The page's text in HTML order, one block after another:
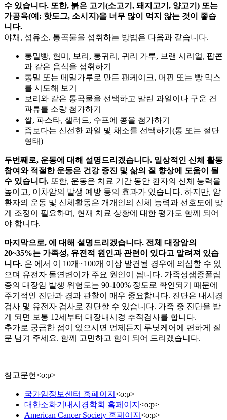
수 있습니다. 또한, 붉은 고기(소고기, 돼지고기, 양고기) 또는
가공육(예: 핫도그, 소시지)을 너무 많이 먹지 않는 것이 좋습
니다.
야채, 섬유소, 통곡물을 섭취하는 방법은 다음과 같습니다.
통밀빵, 현미, 보리, 통귀리, 귀리 가루, 브랜 시리얼, 팝콘
과 같은 음식을 섭취하기
통밀 또는 메밀가루로 만든 팬케이크, 머핀 또는 빵 믹스
를 시도해 보기
보리와 같은 통곡물을 선택하고 말린 과일이나 구운 견
과류를 소량 첨가하기
쌀, 파스타, 샐러드, 수프에 콩을 첨가하기
즙보다는 신선한 과일 및 채소를 선택하기(통 또는 절단
형태)
두번째로, 운동에 대해 설명드리겠습니다. 일상적인 신체 활동
참여와 적절한 운동은 건강 증진 및 삶의 질 향상에 도움이 될
수 있습니다. 또한, 운동은 치료 기간 동안 환자의 신체 능력을
높이고, 이차암의 발생 예방 등의 효과가 있습니다. 하지만, 암
환자의 운동 및 신체활동은 개개인의 신체 능력과 선호도에 맞
게 조정이 필요하며, 현재 치료 상황에 대한 평가도 함께 되어
야 합니다.
마지막으로, 에 대해 설명드리겠습니다. 전체 대장암의
20~35%는 가족성, 유전적 원인과 관련이 있다고 알려져 있습
니다. 은 에서 이 10개~100개 이상 발견될 경우에 의심할 수 있
으며 유전자 돌연변이가 주요 원인이 됩니다. 가족성샘종폴립
증의 대장암 발생 위험도는 90-100% 정도로 확인되기 때문에
주기적인 진단과 경과 관찰이 매우 중요합니다. 진단은 내시경
검사 및 유전자 검사로 진단할 수 있습니다. 가족 중 진단을 받
게 되면 보통 12세부터 대장내시경 추적검사를 합니다.
추가로 궁금한 점이 있으시면 언제든지 루닛케어에 편하게 질
문 남겨 주세요. 함께 고민하고 힘이 되어 드리겠습니다.
참고문헌<o:p>
국가암정보센터 홈페이지 <o:p>
대한소화기내시경학회 홈페이지 <o:p>
American Cancer Society 홈페이지 <o:p>